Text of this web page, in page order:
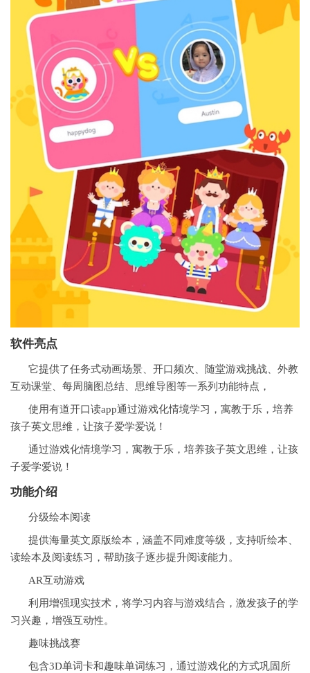
软件亮点
它提供了任务式动画场景、开口频次、随堂游戏挑战、外教
互动课堂、每周脑图总结、思维导图等一系列功能特点，
使用有道开口读app通过游戏化情境学习，寓教于乐，培养
孩子英文思维，让孩子爱学爱说！
通过游戏化情境学习，寓教于乐，培养孩子英文思维，让孩
子爱学爱说！
功能介绍
分级绘本阅读
提供海量英文原版绘本，涵盖不同难度等级，支持听绘本、
读绘本及阅读练习，帮助孩子逐步提升阅读能力。
AR互动游戏
利用增强现实技术，将学习内容与游戏结合，激发孩子的学
习兴趣，增强互动性。
趣味挑战赛
包含3D单词卡和趣味单词练习，通过游戏化的方式巩固所